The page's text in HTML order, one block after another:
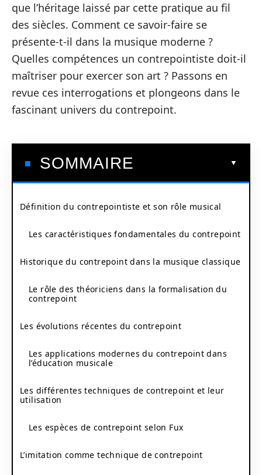
que l’héritage laissé par cette pratique au fil
des siècles. Comment ce savoir-faire se
présente-t-il dans la musique moderne ?
Quelles compétences un contrepointiste doit-il
maîtriser pour exercer son art ? Passons en
revue ces interrogations et plongeons dans le
fascinant univers du contrepoint.
SOMMAIRE
Définition du contrepointiste et son rôle musical
Les caractéristiques fondamentales du contrepoint
Historique du contrepoint dans la musique classique
Le rôle des théoriciens dans la formalisation du
contrepoint
Les évolutions récentes du contrepoint
Les applications modernes du contrepoint dans
l’éducation musicale
Les différentes techniques de contrepoint et leur
utilisation
Les espèces de contrepoint selon Fux
L’imitation comme technique de contrepoint